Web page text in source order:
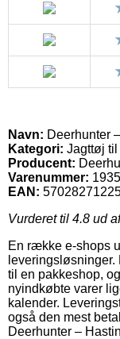
Navn: Deerhunter
Kategori: Jagttøj
Producent:
Varenummer:
EAN:
Vurderet til 4.8 ud
En række e-shops
til en pakkeshop,
nyindkøbte varer
kalender.
også den mest
Deerhunter –